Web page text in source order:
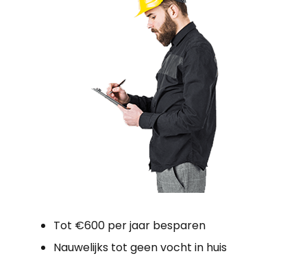
Tot €600 per jaar besparen
Nauwelijks tot geen vocht in huis